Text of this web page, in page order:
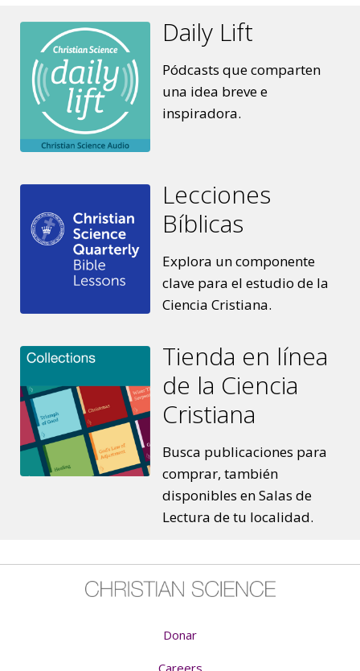
Una “pequeña” luz
La historia de Jonás
¿Cuánto me ama Dios?
Apacienta mis ovejas
¡Extermina el dragón!
La canción de Abigail
La historia de Abigail
Daily Lift
Pódcasts que comparten
una idea breve e
inspiradora.
Lecciones
Bíblicas
Explora un componente
clave para el estudio de la
Ciencia Cristiana.
Tienda en línea
de la Ciencia
Cristiana
Busca publicaciones para
comprar, también
disponibles en Salas de
Lectura de tu localidad.
Donar